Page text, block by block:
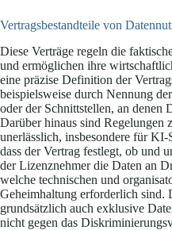
Vertragsbestandteile von
Diese Verträge regeln die
und ermöglichen ihre
eine präzise Definition der
beispielsweise durch Nennung
oder der Schnittstellen, an denen
Darüber hinaus sind Regelungen
unerlässlich, insbesondere für
dass der Vertrag festlegt, ob und
der Lizenznehmer die Daten an
welche technischen und
Geheimhaltung erforderlich sind.
grundsätzlich auch exklusive
nicht gegen das